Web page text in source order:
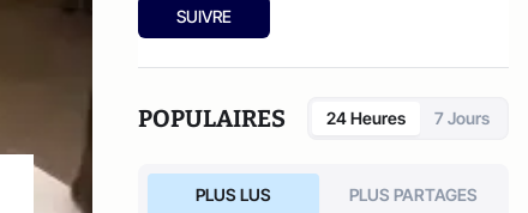
SUIVRE
POPULAIRES 24 Heures 7 Jours
PLUS LUS PLUS PARTAGES